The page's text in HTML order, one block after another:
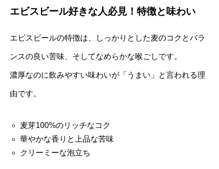
エビスビール好きな人必見！特徴と味わい
エビスビールの特徴は、しっかりとした麦のコクとバラ
ンスの良い苦味、そしてなめらかな喉ごしです。
濃厚なのに飲みやすい味わいが「うまい」と言われる理
由です。
麦芽100%のリッチなコク
華やかな香りと上品な苦味
クリーミーな泡立ち